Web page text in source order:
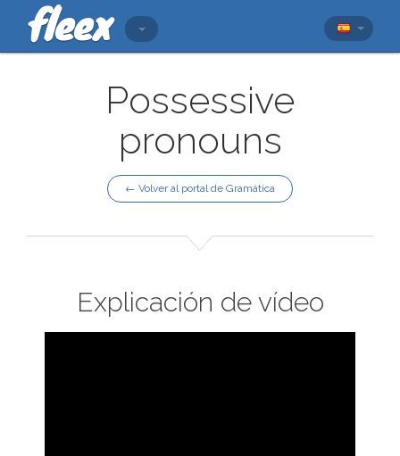
Possessive
pronouns
← Volver al portal de Gramática
Explicación de vídeo